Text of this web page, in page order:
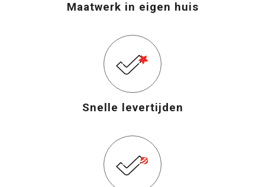
Maatwerk in eigen huis
Snelle levertijden